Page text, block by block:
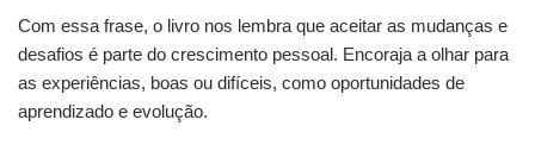
Com essa frase, o livro nos lembra que aceitar as mudanças e
desafios é parte do crescimento pessoal. Encoraja a olhar para
as experiências, boas ou difíceis, como oportunidades de
aprendizado e evolução.